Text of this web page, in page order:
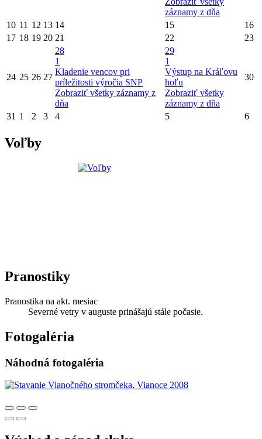
záznamy z dňa
10 11 12 13 14 15
16
17 18 19 20 21 22 23
24 25 26 27
28
1
Kladenie vencov pri
príležitosti výročia SNP
Zobraziť všetky záznamy z
dňa
29
1
Výstup na Kráľovu
hoľu
Zobraziť všetky
záznamy z dňa
30
31 1 2 3 4 5 6
Voľby
Pranostiky
Pranostika na akt. mesiac
Severné vetry v auguste prinášajú stále počasie.
Fotogaléria
Náhodná fotogaléria